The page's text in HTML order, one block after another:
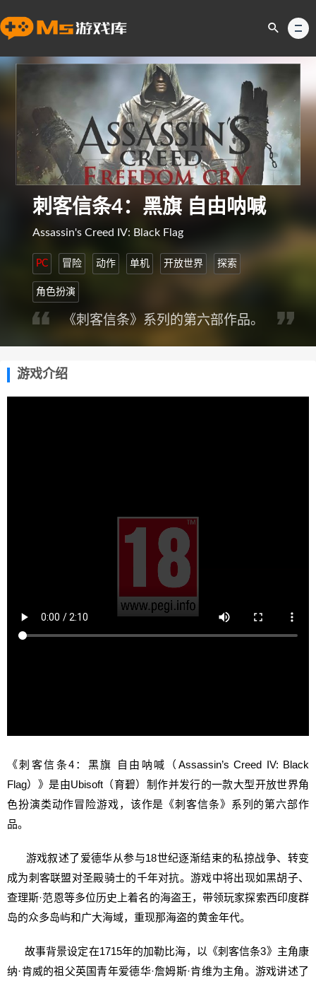
刺客信条4：黑旗 自由呐喊
Assassin's Creed IV: Black Flag
PC 冒险 动作 单机 开放世界 探索
角色扮演
《刺客信条》系列的第六部作品。
游戏介绍
《刺客信条4：黑旗 自由呐喊（Assassin’s Creed IV: Black
Flag）》是由Ubisoft（育碧）制作并发行的一款大型开放世界角
色扮演类动作冒险游戏，该作是《刺客信条》系列的第六部作
品。
游戏叙述了爱德华从参与18世纪逐渐结束的私掠战争、转变
成为刺客联盟对圣殿骑士的千年对抗。游戏中将出现如黑胡子、
查理斯·范恩等多位历史上着名的海盗王，带领玩家探索西印度群
岛的众多岛屿和广大海域，重现那海盗的黄金年代。
故事背景设定在1715年的加勒比海，以《刺客信条3》主角康
纳·肯威的祖父英国青年爱德华·詹姆斯·肯维为主角。游戏讲述了